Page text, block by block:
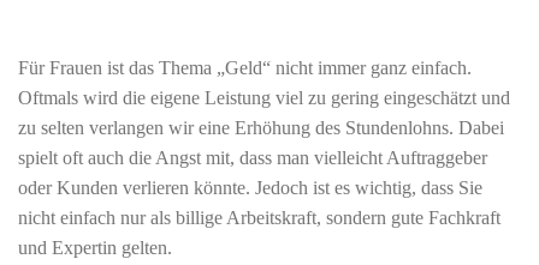
Für Frauen ist das Thema „Geld“ nicht immer ganz einfach.
Oftmals wird die eigene Leistung viel zu gering eingeschätzt und
zu selten verlangen wir eine Erhöhung des Stundenlohns. Dabei
spielt oft auch die Angst mit, dass man vielleicht Auftraggeber
oder Kunden verlieren könnte. Jedoch ist es wichtig, dass Sie
nicht einfach nur als billige Arbeitskraft, sondern gute Fachkraft
und Expertin gelten.